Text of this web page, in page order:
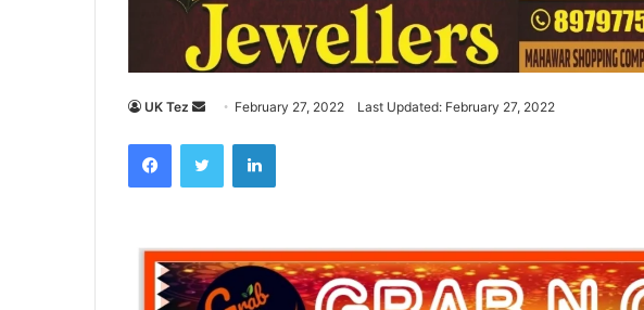
UK Tez
n
d
e
m
February 27, 2022 Last Updated: February 27, 2022